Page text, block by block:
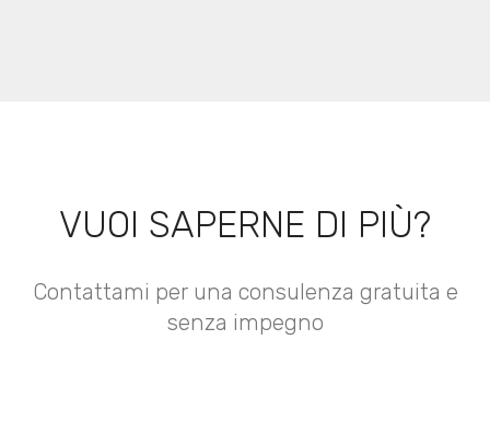
VUOI SAPERNE DI PIÙ?
Contattami per una consulenza gratuita e
senza impegno